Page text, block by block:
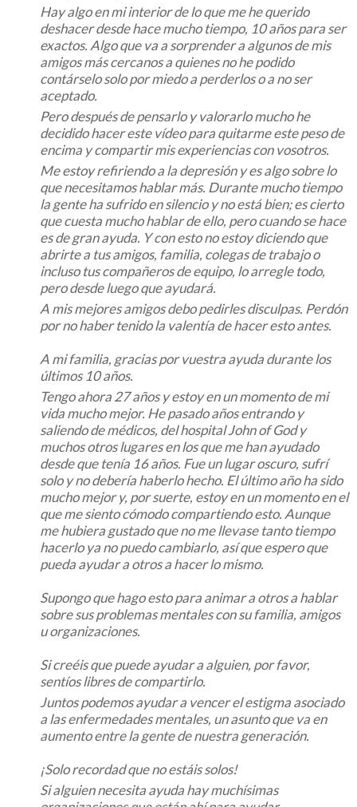
Hay algo en mi interior de lo que me he querido
deshacer desde hace mucho tiempo, 10 años para ser
exactos. Algo que va a sorprender a algunos de mis
amigos más cercanos a quienes no he podido
contárselo solo por miedo a perderlos o a no ser
aceptado.
Pero después de pensarlo y valorarlo mucho he
decidido hacer este vídeo para quitarme este peso de
encima y compartir mis experiencias con vosotros.
Me estoy refiriendo a la depresión y es algo sobre lo
que necesitamos hablar más. Durante mucho tiempo
la gente ha sufrido en silencio y no está bien; es cierto
que cuesta mucho hablar de ello, pero cuando se hace
es de gran ayuda. Y con esto no estoy diciendo que
abrirte a tus amigos, familia, colegas de trabajo o
incluso tus compañeros de equipo, lo arregle todo,
pero desde luego que ayudará.
A mis mejores amigos debo pedirles disculpas. Perdón
por no haber tenido la valentía de hacer esto antes.
A mi familia, gracias por vuestra ayuda durante los
últimos 10 años.
Tengo ahora 27 años y estoy en un momento de mi
vida mucho mejor. He pasado años entrando y
saliendo de médicos, del hospital John of God y
muchos otros lugares en los que me han ayudado
desde que tenía 16 años. Fue un lugar oscuro, sufrí
solo y no debería haberlo hecho. El último año ha sido
mucho mejor y, por suerte, estoy en un momento en el
que me siento cómodo compartiendo esto. Aunque
me hubiera gustado que no me llevase tanto tiempo
hacerlo ya no puedo cambiarlo, así que espero que
pueda ayudar a otros a hacer lo mismo.
Supongo que hago esto para animar a otros a hablar
sobre sus problemas mentales con su familia, amigos
u organizaciones.
Si creéis que puede ayudar a alguien, por favor,
sentíos libres de compartirlo.
Juntos podemos ayudar a vencer el estigma asociado
a las enfermedades mentales, un asunto que va en
aumento entre la gente de nuestra generación.
¡Solo recordad que no estáis solos!
Si alguien necesita ayuda hay muchísimas